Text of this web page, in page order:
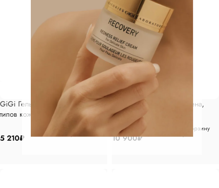
GiGi Гель очищающий для всех
типов кожи 250 мл
5 210₽
В корзину
FORLLED Очищающая пена,
100гр
10 900₽
В корзину